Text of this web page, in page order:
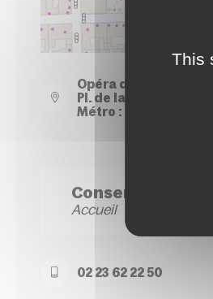
Opéra de Rennes
Pl. de la Mairie
Métro : Station
Conservatoire
Accueil
02 23 62 22 50
This